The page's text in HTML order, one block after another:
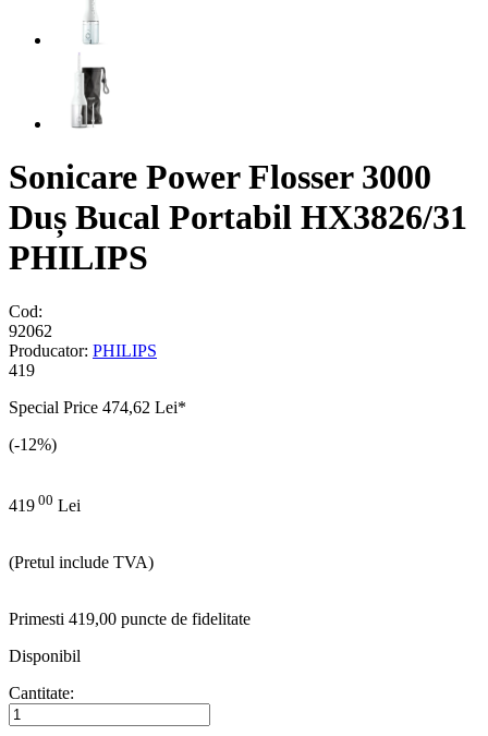
Sonicare Power Flosser 3000
Duș Bucal Portabil HX3826/31
PHILIPS
Cod:
92062
Producator: PHILIPS
419
Special Price 474,62 Lei*
(-12%)
419 00 Lei
(Pretul include TVA)
Primesti 419,00 puncte de fidelitate
Disponibil
Cantitate: